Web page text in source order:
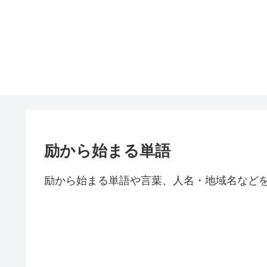
励から始まる単語
励から始まる単語や言葉、人名・地域名など